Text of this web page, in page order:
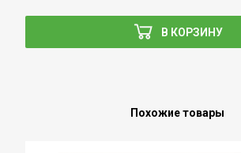
В КОРЗИНУ
Похожие товары